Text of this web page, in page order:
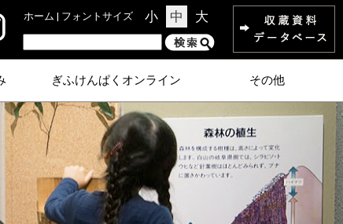
ぎふけんぱくオンライン その他
ホーム | フォントサイズ 小 中 大